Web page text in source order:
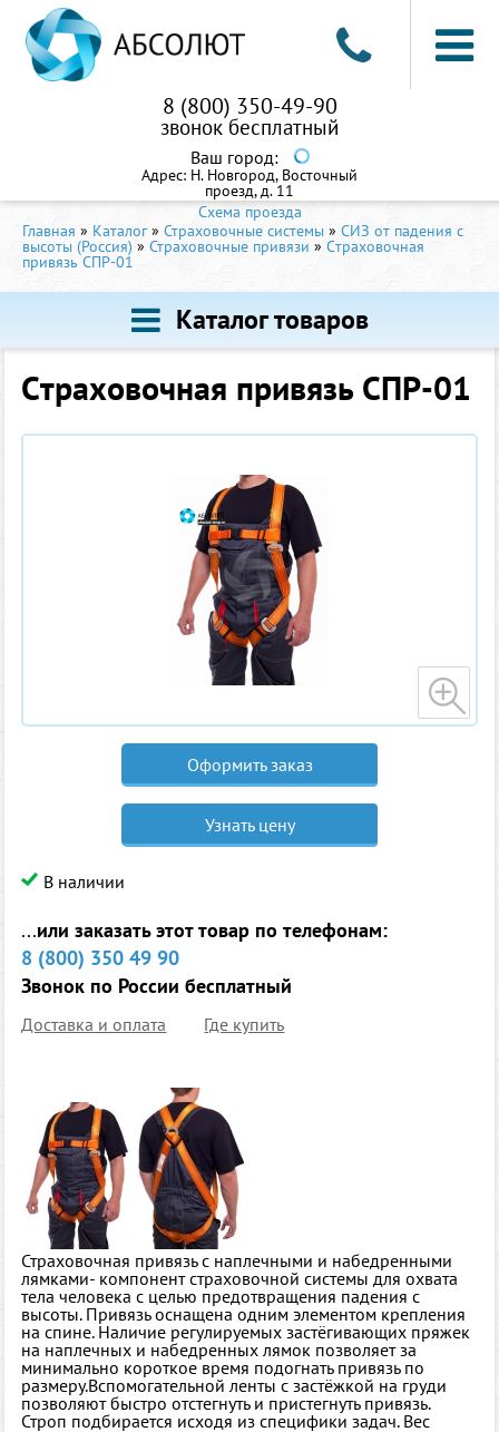
8 (800) 350-49-90
звонок бесплатный
Ваш город:
Адрес: Н. Новгород, Восточный
проезд, д. 11
Схема проезда
Главная » Каталог» Страховочные системы » СИЗ от падения с
высоты (Россия) » Страховочные привязи » Cтраховочная
привязь СПР-01
Каталог товаров
Cтраховочная привязь СПР-01
Оформить заказ
Узнать цену
В наличии
...или заказать этот товар по телефонам:
8 (800) 350 49 90
Звонок по России бесплатный
Доставка и оплата Где купить
Страховочная привязь с наплечными и набедренными
лямками- компонент страховочной системы для охвата
тела человека с целью предотвращения падения с
высоты. Привязь оснащена одним элементом крепления
на спине. Наличие регулируемых застёгивающих пряжек
на наплечных и набедренных лямок позволяет за
минимально короткое время подогнать привязь по
размеру.Вспомогательной ленты с застёжкой на груди
позволяют быстро отстегнуть и пристегнуть привязь.
Строп подбирается исходя из специфики задач. Вес